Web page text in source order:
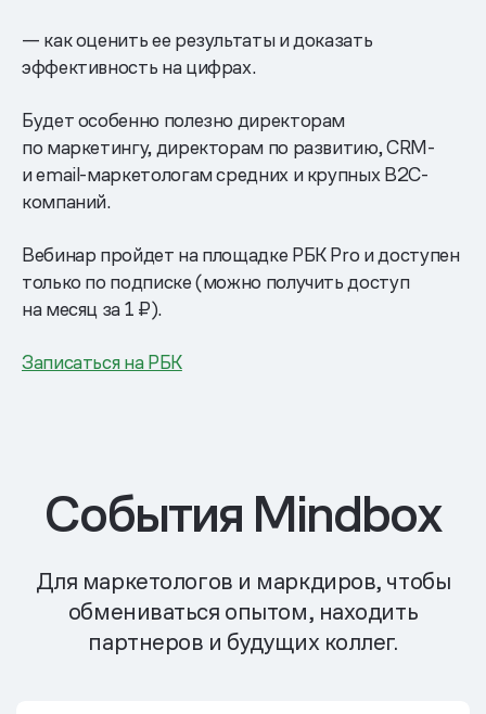
— как оценить ее результаты и доказать
эффективность на цифрах.
Будет особенно полезно директорам
по маркетингу, директорам по развитию, CRM-
и email-маркетологам средних и крупных B2C-
компаний.
Вебинар пройдет на площадке РБК Pro и доступен
только по подписке (можно получить доступ
на месяц за 1 ₽).
Записаться на РБК
События Mindbox
Для маркетологов и маркдиров, чтобы
обмениваться опытом, находить
партнеров и будущих коллег.